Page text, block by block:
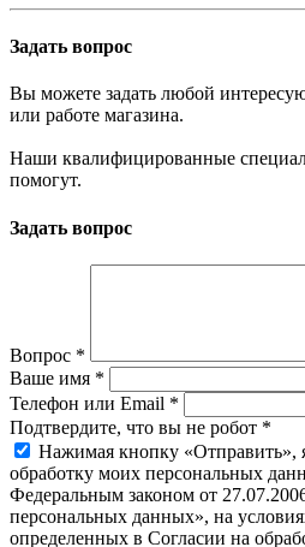
Задать вопрос
Вы можете задать любой
или работе магазина.
Наши квалифицированные
помогут.
Задать вопрос
Вопрос *
Ваше имя *
Телефон или Email *
Подтвердите, что вы не робот *
Нажимая кнопку «Отправить»,
обработку моих персональных
Федеральным законом от
персональных данных», на
определенных в Согласии на